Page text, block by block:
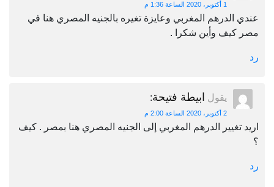
1 أكتوبر، 2020 الساعة 1:36 م
عندي الدرهم المغربي وعايزة تغيره بالجنيه المصري هنا في
مصر كيف وأين شكرا .
رد
يقول ابيطة فتيحة:
2 أكتوبر، 2020 الساعة 2:00 م
اريد تغيير الدرهم المغربي إلى الجنيه المصري هنا بمصر . كيف
؟
رد